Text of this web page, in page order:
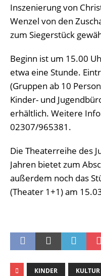
Inszenierung von
Wenzel von den
zum Siegerstück
Beginn ist um 15.00
etwa eine Stunde.
(Gruppen ab 10
Kinder- und
erhältlich. Weitere
02307/965381.
Die Theaterreihe des
Jahren bietet zum
außerdem noch das
(Theater 1+1) am
KINDER KULTUR